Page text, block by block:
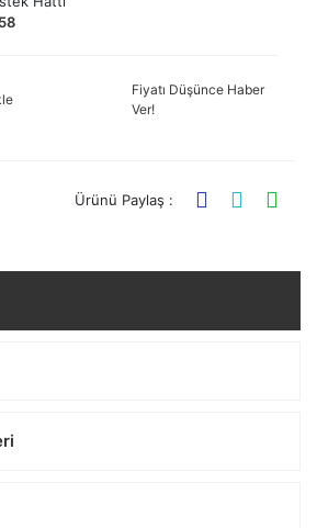
Fiyatı Düşünce Haber
Ver!
Ürünü Paylaş :